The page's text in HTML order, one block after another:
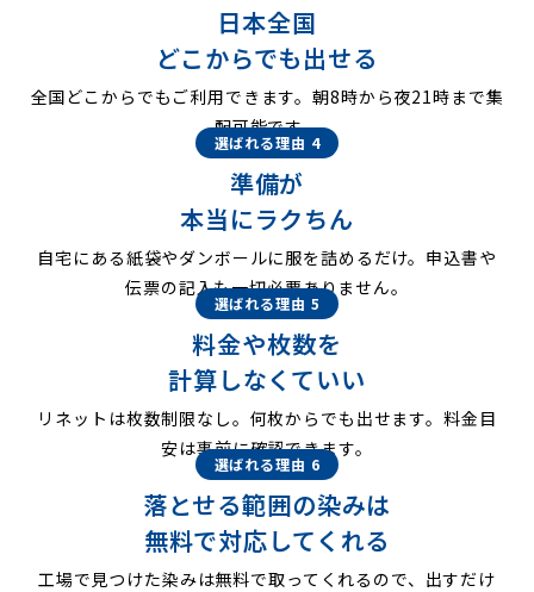
日本全国
どこからでも出せる
全国どこからでもご利用できます。朝8時から夜21時まで集
配可能です。
選ばれる理由 4
準備が
本当にラクちん
自宅にある紙袋やダンボールに服を詰めるだけ。申込書や
伝票の記入も一切必要ありません。
選ばれる理由 5
料金や枚数を
計算しなくていい
リネットは枚数制限なし。何枚からでも出せます。料金目
安は事前に確認できます。
選ばれる理由 6
落とせる範囲の染みは
無料で対応してくれる
工場で見つけた染みは無料で取ってくれるので、出すだけ